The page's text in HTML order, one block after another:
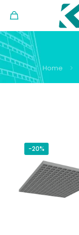
Home
-20%